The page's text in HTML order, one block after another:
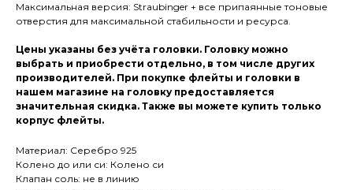
Максимальная версия: Straubinger + все припаянные тоновые
отверстия для максимальной стабильности и ресурса.
Цены указаны без учёта головки. Головку можно
выбрать и приобрести отдельно, в том числе других
производителей. При покупке флейты и головки в
нашем магазине на головку предоставляется
значительная скидка. Также вы можете купить только
корпус флейты.
Материал: Серебро 925
Колено до или си: Колено си
Клапан соль: не в линию